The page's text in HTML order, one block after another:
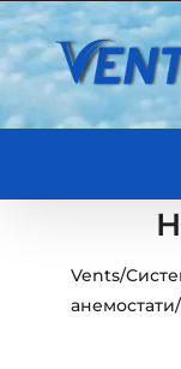
Skip
to
content
Vents/
анемостати/